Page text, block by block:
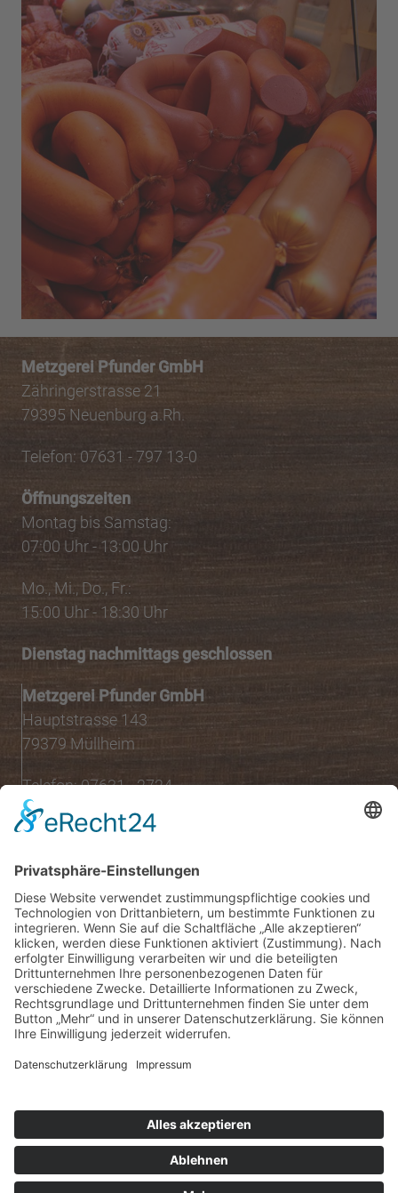
Metzgerei Pfunder GmbH
Zähringerstrasse 21
79395 Neuenburg a.Rh.
Telefon: 07631 - 797 13-0
Öffnungszeiten
Montag bis Samstag:
07:00 Uhr - 13:00 Uhr
Mo., Mi., Do., Fr.:
15:00 Uhr - 18:30 Uhr
Dienstag nachmittags geschlossen
Metzgerei Pfunder GmbH
Hauptstrasse 143
79379 Müllheim
Telefon: 07631 - 2724
Öffnungszeiten
08:00 Uhr - 13:00 Uhr
Mo.,Di., Do., Fr.:
15:00 Uhr - 18:30 Uhr
Mittwoch nachmittags geschlossen
Folgen Sie uns auf:
INSTAGRAM
FACEBOOK
© 2026 - Metzgerei Pfunder